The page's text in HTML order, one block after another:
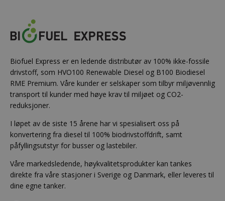
Biofuel Express er en ledende distributør av 100% ikke-fossile
drivstoff, som HVO100 Renewable Diesel og B100 Biodiesel
RME Premium. Våre kunder er selskaper som tilbyr miljøvennlig
transport til kunder med høye krav til miljøet og CO2-
reduksjoner.
I løpet av de siste 15 årene har vi spesialisert oss på
konvertering fra diesel til 100% biodrivstoffdrift, samt
påfyllingsutstyr for busser og lastebiler.
Våre markedsledende, høykvalitetsprodukter kan tankes
direkte fra våre stasjoner i Sverige og Danmark, eller leveres til
dine egne tanker.